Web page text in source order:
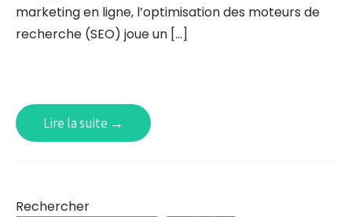
marketing en ligne, l’optimisation des moteurs de
recherche (SEO) joue un […]
Lire la suite →
Rechercher